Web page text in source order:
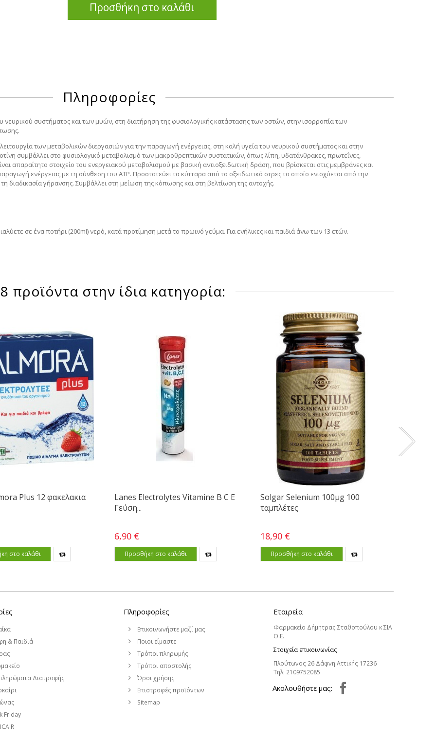
Προσθήκη στο καλάθι
Πληροφορίες
νευρικού συστήματος και των μυών, στη διατήρηση της φυσιολογικής κατάστασης των οστών, στην ισορροπία των
των μεταβολικών διεργασιών για την παραγωγή ενέργειας, στη καλή υγεία του νευρικού συστήματος και στην
συμβάλλει στο φυσιολογικό μεταβολισμό των μακροθρεπτικών συστατικών, όπως λίπη, υδατάνθρακες, πρωτεΐνες,
απαραίτητο στοιχείο του ενεργειακού μεταβολισμού με βασική αντιοξειδωτική δράση, που βρίσκεται στις μεμβράνες και
ενέργειας με τη σύνθεση του ATP. Προστατεύει τα κύτταρα από το οξειδωτικό στρες το οποίο ενισχύεται από την
διαδικασία γήρανσης. Συμβάλλει στη μείωση της κόπωσης και στη βελτίωση της αντοχής.
σε ένα ποτήρι (200ml) νερό, κατά προτίμηση μετά το πρωινό γεύμα. Για ενήλικες και παιδιά άνω των 13 ετών.
προϊόντα στην ίδια κατηγορία:
Plus 12 φακελακια
στο καλάθι
Lanes Electrolytes Vitamine B C E
Γεύση...
6,90 €
Προσθήκη στο καλάθι
Solgar Selenium 100μg 100
ταμπλέτες
18,90 €
Προσθήκη στο καλάθι
& Παιδιά
Διατροφής
Friday
Πληροφορίες
Επικοινωνήστε μαζί μας
Ποιοι είμαστε
Τρόποι πληρωμής
Τρόποι αποστολής
Όροι χρήσης
Επιστροφές προϊόντων
Sitemap
Εταιρεία
Φαρμακείο Δήμητρας Σταθοπούλου κ ΣΙΑ
Ο.Ε.
Στοιχεία επικοινωνίας
Πλούτωνος 26 Δάφνη Αττικής 17236
Τηλ: 2109752085
Aκολουθήστε μας: